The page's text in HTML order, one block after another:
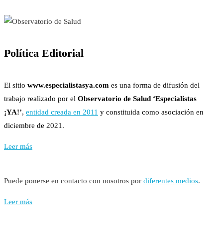
Política Editorial
El sitio www.especialistasya.com es una forma de difusión del
trabajo realizado por el Observatorio de Salud ‘Especialistas
¡YA!’, entidad creada en 2011 y constituida como asociación en
diciembre de 2021.
Leer más
Puede ponerse en contacto con nosotros por diferentes medios.
Leer más